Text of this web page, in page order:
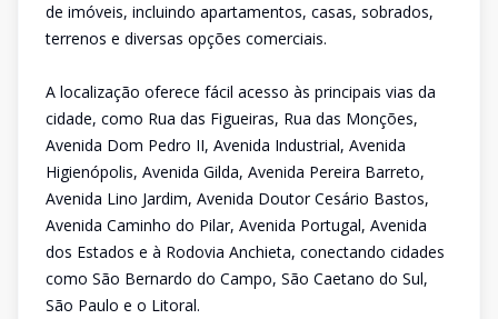
de imóveis, incluindo apartamentos, casas, sobrados,
terrenos e diversas opções comerciais.
A localização oferece fácil acesso às principais vias da
cidade, como Rua das Figueiras, Rua das Monções,
Avenida Dom Pedro II, Avenida Industrial, Avenida
Higienópolis, Avenida Gilda, Avenida Pereira Barreto,
Avenida Lino Jardim, Avenida Doutor Cesário Bastos,
Avenida Caminho do Pilar, Avenida Portugal, Avenida
dos Estados e à Rodovia Anchieta, conectando cidades
como São Bernardo do Campo, São Caetano do Sul,
São Paulo e o Litoral.